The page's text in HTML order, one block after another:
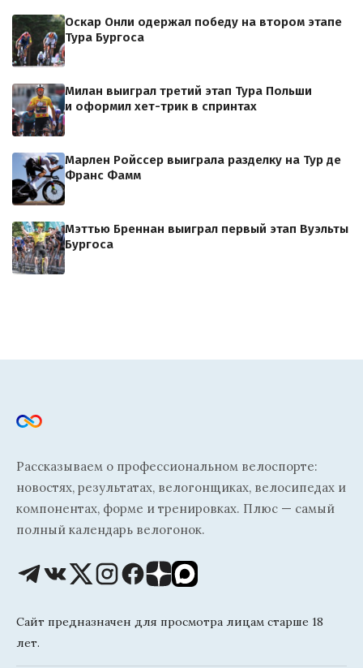
Оскар Онли одержал победу на втором этапе
Тура Бургоса
Милан выиграл третий этап Тура Польши
и оформил хет-трик в спринтах
Марлен Ройссер выиграла разделку на Тур де
Франс Фамм
Мэттью Бреннан выиграл первый этап Вуэльты
Бургоса
Рассказываем о профессиональном велоспорте:
новостях, результатах, велогонщиках, велосипедах и
компонентах, форме и тренировках. Плюс — самый
полный календарь велогонок.
Сайт предназначен для просмотра лицам старше 18
лет.